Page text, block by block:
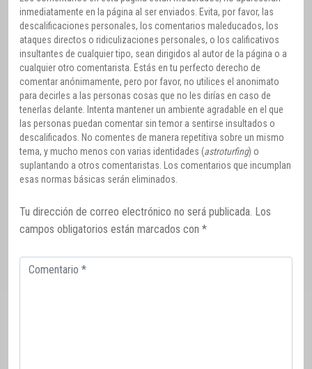
inmediatamente en la página al ser enviados. Evita, por favor, las
descalificaciones personales, los comentarios maleducados, los
ataques directos o ridiculizaciones personales, o los calificativos
insultantes de cualquier tipo, sean dirigidos al autor de la página o a
cualquier otro comentarista. Estás en tu perfecto derecho de
comentar anónimamente, pero por favor, no utilices el anonimato
para decirles a las personas cosas que no les dirías en caso de
tenerlas delante. Intenta mantener un ambiente agradable en el que
las personas puedan comentar sin temor a sentirse insultados o
descalificados. No comentes de manera repetitiva sobre un mismo
tema, y mucho menos con varias identidades (astroturfing) o
suplantando a otros comentaristas. Los comentarios que incumplan
esas normas básicas serán eliminados.
Tu dirección de correo electrónico no será publicada. Los
campos obligatorios están marcados con *
Comentario